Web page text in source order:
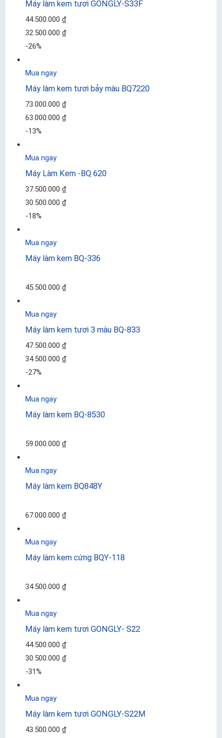
Máy làm kem tươi GONGLY-S33F
44.500.000 ₫
32.500.000 ₫
-26%
Mua ngay
Máy làm kem tươi bảy màu BQ7220
73.000.000 ₫
63.000.000 ₫
-13%
Mua ngay
Máy Làm Kem -BQ 620
37.500.000 ₫
30.500.000 ₫
-18%
Mua ngay
Máy làm kem BQ-336
45.500.000 ₫
Mua ngay
Máy làm kem tươi 3 màu BQ-833
47.500.000 ₫
34.500.000 ₫
-27%
Mua ngay
Máy làm kem BQ-8530
59.000.000 ₫
Mua ngay
Máy làm kem BQ848Y
67.000.000 ₫
Mua ngay
Máy làm kem cứng BQY-118
34.500.000 ₫
Mua ngay
Máy làm kem tươi GONGLY- S22
44.500.000 ₫
30.500.000 ₫
-31%
Mua ngay
Máy làm kem tươi GONGLY-S22M
43.500.000 ₫